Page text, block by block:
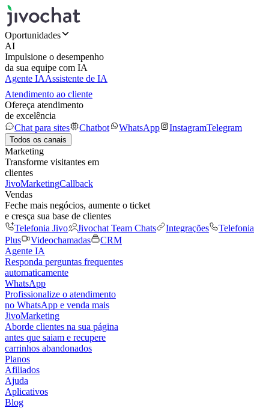
Oportunidades
AI
Impulsione o desempenho
da sua equipe com IA
Agente IAAssistente de IA
Atendimento ao cliente
Ofereça atendimento
de excelência
Chat para sites
Chatbot WhatsApp InstagramTelegram
Todos os canais
Marketing
Transforme visitantes em
clientes
JivoMarketingCallback
Vendas
Feche mais negócios, aumente o ticket
e cresça sua base de clientes
Telefonia Jivo
Jivochat Team Chats Integrações
Telefonia
Plus
Videochamadas
CRM
Agente IA
Responda perguntas frequentes
automaticamente
WhatsApp
Profissionalize o atendimento
no WhatsApp e venda mais
JivoMarketing
Aborde clientes na sua página
antes que saiam e recupere
carrinhos abandonados
Planos
Afiliados
Ajuda
Aplicativos
Blog